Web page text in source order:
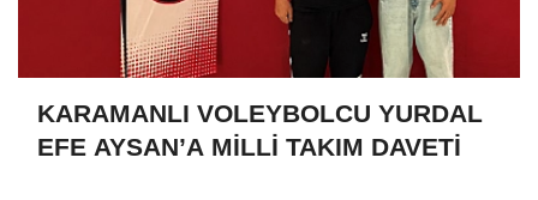
KARAMANLI VOLEYBOLCU YURDAL
EFE AYSAN’A MİLLİ TAKIM DAVETİ